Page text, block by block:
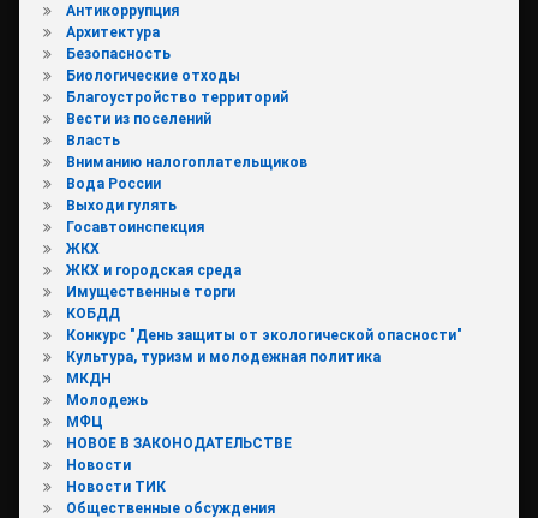
Антикоррупция
Архитектура
Безопасность
Биологические отходы
Благоустройство территорий
Вести из поселений
Власть
Вниманию налогоплательщиков
Вода России
Выходи гулять
Госавтоинспекция
ЖКХ
ЖКХ и городская среда
Имущественные торги
КОБДД
Конкурс "День защиты от экологической опасности"
Культура, туризм и молодежная политика
МКДН
Молодежь
МФЦ
НОВОЕ В ЗАКОНОДАТЕЛЬСТВЕ
Новости
Новости ТИК
Общественные обсуждения